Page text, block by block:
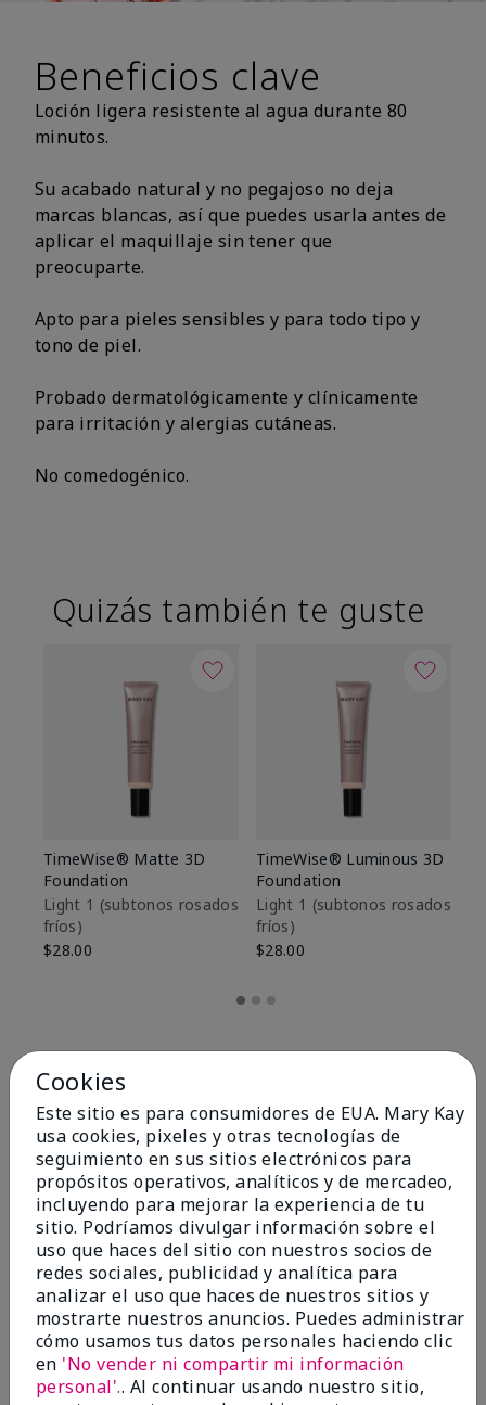
Beneficios clave
Loción ligera resistente al agua durante 80
minutos.
Su acabado natural y no pegajoso no deja
marcas blancas, así que puedes usarla antes de
aplicar el maquillaje sin tener que
preocuparte.
Apto para pieles sensibles y para todo tipo y
tono de piel.
Probado dermatológicamente y clínicamente
para irritación y alergias cutáneas.
No comedogénico.
Quizás también te guste
TimeWise® Matte 3D
Foundation
Light 1​ (subtonos rosados
fríos)
$28.00
TimeWise® Luminous 3D
Foundation
Light 1​ (subtonos rosados
fríos)
$28.00
OPINIONES
4.8
Cookies
Este sitio es para consumidores de EUA. Mary Kay
usa cookies, pixeles y otras tecnologías de
seguimiento en sus sitios electrónicos para
propósitos operativos, analíticos y de mercadeo,
incluyendo para mejorar la experiencia de tu
sitio. Podríamos divulgar información sobre el
uso que haces del sitio con nuestros socios de
redes sociales, publicidad y analítica para
analizar el uso que haces de nuestros sitios y
mostrarte nuestros anuncios. Puedes administrar
cómo usamos tus datos personales haciendo clic
en 'No vender ni compartir mi información
personal'.. Al continuar usando nuestro sitio,